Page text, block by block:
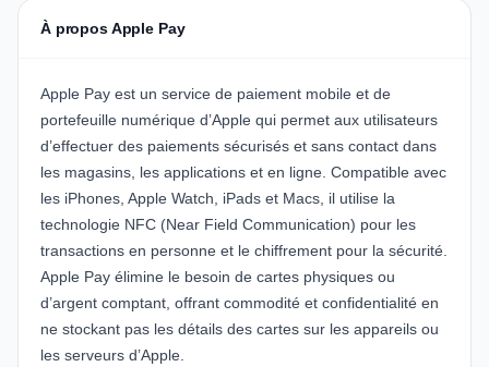
À propos Apple Pay
Apple Pay est un service de paiement mobile et de
portefeuille numérique d’Apple qui permet aux utilisateurs
d’effectuer des paiements sécurisés et sans contact dans
les magasins, les applications et en ligne. Compatible avec
les iPhones, Apple Watch, iPads et Macs, il utilise la
technologie NFC (Near Field Communication) pour les
transactions en personne et le chiffrement pour la sécurité.
Apple Pay élimine le besoin de cartes physiques ou
d’argent comptant, offrant commodité et confidentialité en
ne stockant pas les détails des cartes sur les appareils ou
les serveurs d’Apple.